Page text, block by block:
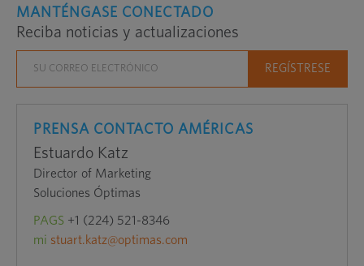
MANTÉNGASE CONECTADO
Reciba noticias y actualizaciones
PRENSA CONTACTO AMÉRICAS
Estuardo Katz
Director of Marketing
Soluciones Óptimas
PAGS +1 (224) 521-8346
mi stuart.katz@optimas.com